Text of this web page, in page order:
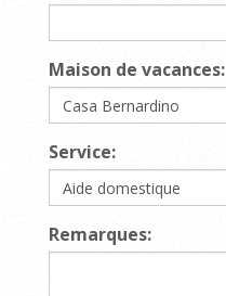
Maison de vacances:
Service:
Remarques: